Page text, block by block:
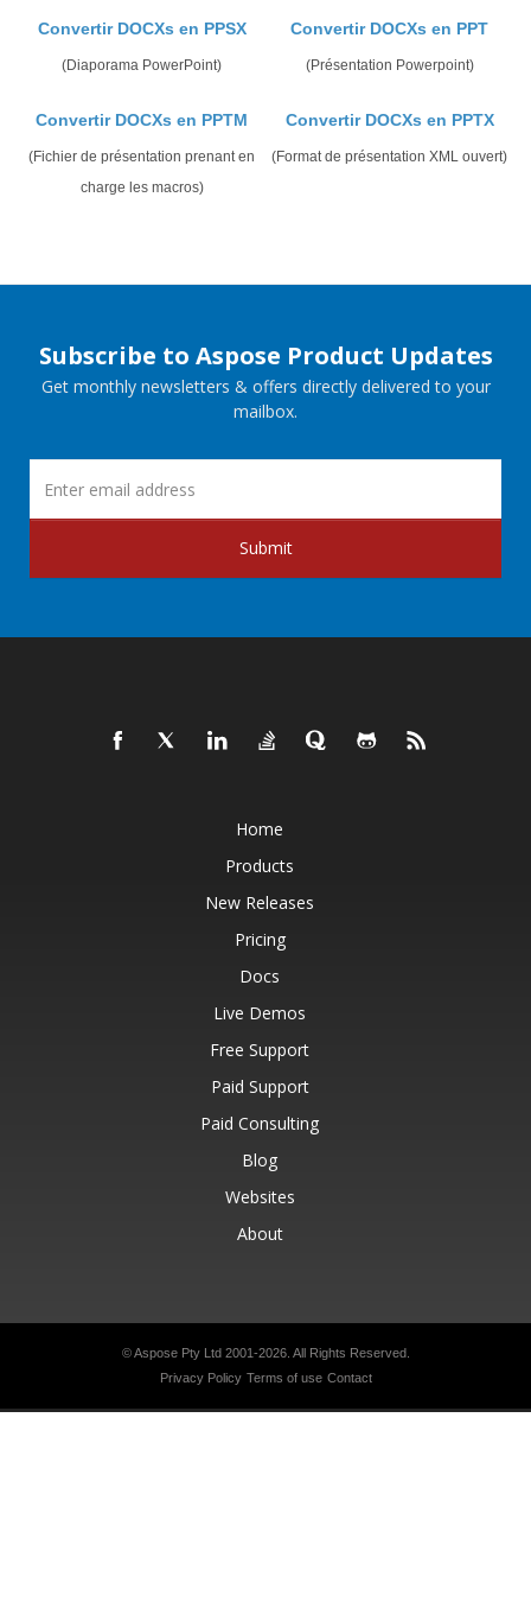
Convertir DOCXs en PPSX
(Diaporama PowerPoint)
Convertir DOCXs en PPT
(Présentation Powerpoint)
Convertir DOCXs en PPTM
(Fichier de présentation prenant en
charge les macros)
Convertir DOCXs en PPTX
(Format de présentation XML ouvert)
Subscribe to Aspose Product Updates
Get monthly newsletters & offers directly delivered to your
mailbox.
Submit
Home
Products
New Releases
Pricing
Docs
Live Demos
Free Support
Paid Support
Paid Consulting
Blog
Websites
About
© Aspose Pty Ltd 2001-2026. All Rights Reserved.
Privacy Policy Terms of use Contact